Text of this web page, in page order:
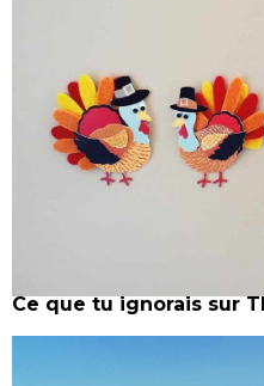
Ce que tu ignorais sur